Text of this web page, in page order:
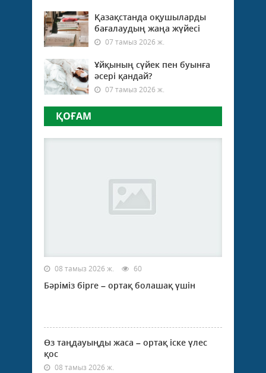
Қазақстанда оқушыларды
бағалаудың жаңа жүйесі
07 тамыз 2026 ж.
Ұйқының сүйек пен буынға
әсері қандай?
07 тамыз 2026 ж.
ҚОҒАМ
08 тамыз 2026 ж. 60
Бәріміз бірге – ортақ болашақ үшін
Өз таңдауыңды жаса – ортақ іске үлес
қос
08 тамыз 2026 ж.